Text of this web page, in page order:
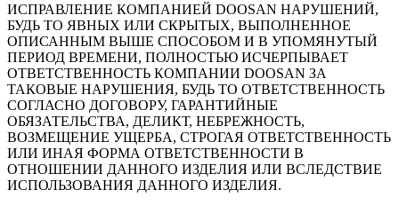
ИСПРАВЛЕНИЕ КОМПАНИЕЙ DOOSAN НАРУШЕНИЙ,
БУДЬ ТО ЯВНЫХ ИЛИ СКРЫТЫХ, ВЫПОЛНЕННОЕ
ОПИСАННЫМ ВЫШЕ СПОСОБОМ И В УПОМЯНУТЫЙ
ПЕРИОД ВРЕМЕНИ, ПОЛНОСТЬЮ ИСЧЕРПЫВАЕТ
ОТВЕТСТВЕННОСТЬ КОМПАНИИ DOOSAN ЗА
ТАКОВЫЕ НАРУШЕНИЯ, БУДЬ ТО ОТВЕТСТВЕННОСТЬ
СОГЛАСНО ДОГОВОРУ, ГАРАНТИЙНЫЕ
ОБЯЗАТЕЛЬСТВА, ДЕЛИКТ, НЕБРЕЖНОСТЬ,
ВОЗМЕЩЕНИЕ УЩЕРБА, СТРОГАЯ ОТВЕТСТВЕННОСТЬ
ИЛИ ИНАЯ ФОРМА ОТВЕТСТВЕННОСТИ В
ОТНОШЕНИИ ДАННОГО ИЗДЕЛИЯ ИЛИ ВСЛЕДСТВИЕ
ИСПОЛЬЗОВАНИЯ ДАННОГО ИЗДЕЛИЯ.